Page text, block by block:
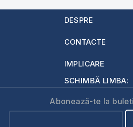
DESPRE
CONTACTE
IMPLICARE
SCHIMBĂ LIMBA:
Abonează-te la